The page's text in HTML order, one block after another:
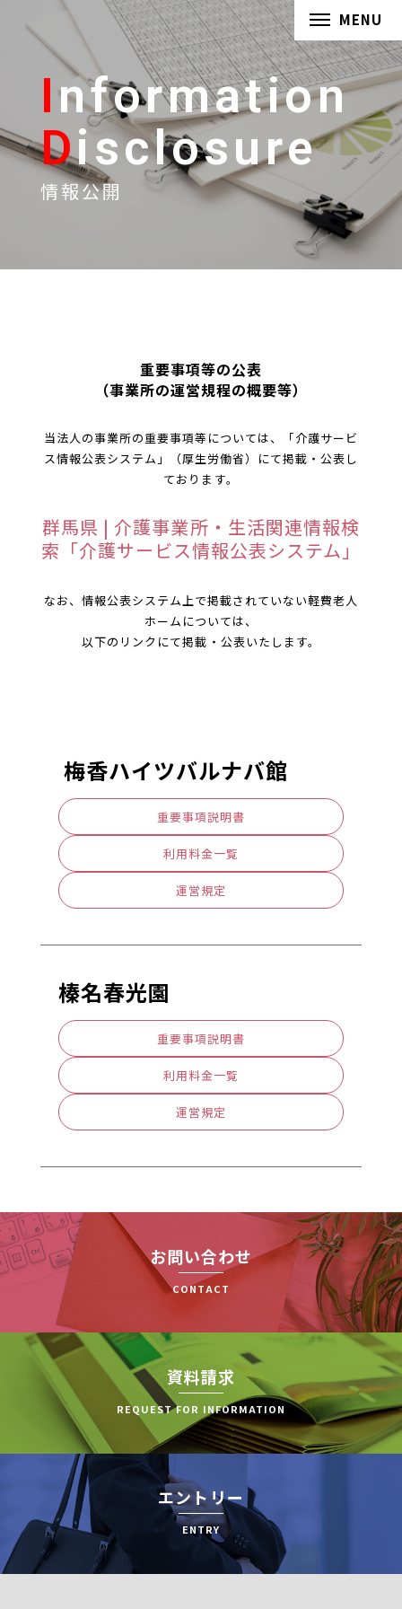
MENU
Information
Disclosure
情報公開
重要事項等の公表
（事業所の運営規程の概要等）
当法人の事業所の重要事項等については、「介護サービ
ス情報公表システム」（厚生労働省）にて掲載・公表し
ております。
群馬県 | 介護事業所・生活関連情報検
索「介護サービス情報公表システム」
なお、情報公表システム上で掲載されていない軽費老人
ホームについては、
以下のリンクにて掲載・公表いたします。
梅香ハイツバルナバ館
重要事項説明書
利用料金一覧
運営規定
榛名春光園
重要事項説明書
利用料金一覧
運営規定
お問い合わせ
CONTACT
資料請求
REQUEST FOR INFORMATION
エントリー
ENTRY